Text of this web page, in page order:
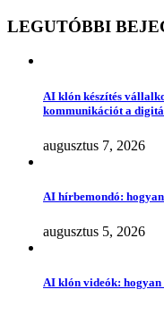
LEGUTÓBBI
AI klón készítés
kommunikációt a
augusztus 7, 2026
AI hírbemondó:
augusztus 5, 2026
AI klón videók: hogyan